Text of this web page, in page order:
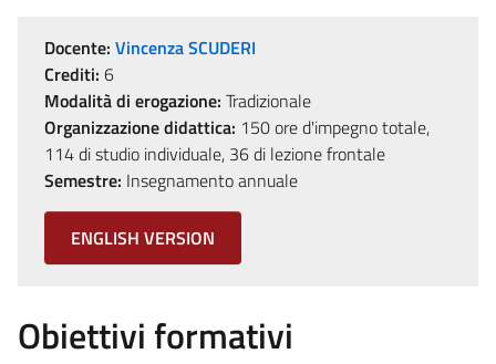
Docente: Vincenza SCUDERI
Crediti: 6
Modalità di erogazione: Tradizionale
Organizzazione didattica: 150 ore d'impegno totale,
114 di studio individuale, 36 di lezione frontale
Semestre: Insegnamento annuale
ENGLISH VERSION
Obiettivi formativi